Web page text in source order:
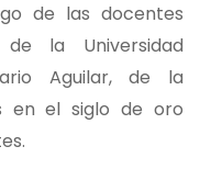
de las docentes
la Universidad
Aguilar, de la
en el siglo de oro